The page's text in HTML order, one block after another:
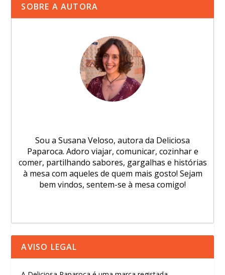
SOBRE A AUTORA
Sou a Susana Veloso, autora da Deliciosa
Paparoca. Adoro viajar, comunicar, cozinhar e
comer, partilhando sabores, gargalhas e histórias
à mesa com aqueles de quem mais gosto! Sejam
bem vindos, sentem-se à mesa comigo!
AVISO LEGAL